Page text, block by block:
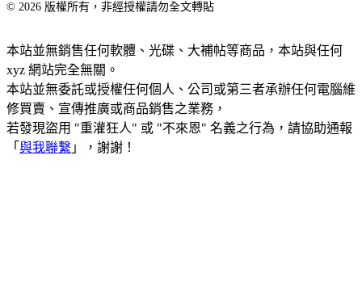
© 2026 版權所有，非經授權請勿全文轉貼
本站並無銷售任何軟體、光碟、大補帖等商品，本站與任何
xyz 網站完全無關。
本站並無委託或授權任何個人、公司或第三者承辦任何電腦維
修買賣、宣傳推廣或商品銷售之業務，
若發現盜用 "重灌狂人" 或 "不來恩" 名義之行為，請協助通報
「 與我聯繫 」，謝謝！